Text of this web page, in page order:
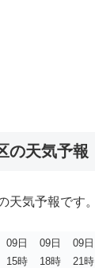
の天気予報
天気予報です。
09日
15時
09日
18時
09日
21時